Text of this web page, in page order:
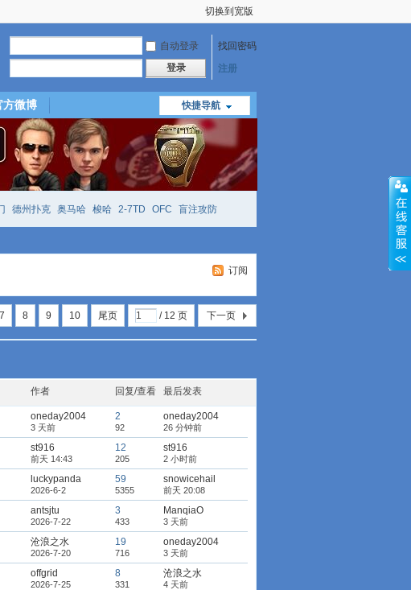
切换到宽版
自动登录
找回密码
登录 注册
快捷导航
方微博
德州扑克 奥马哈 梭哈 2-7TD OFC 盲注攻防
订阅
7 8 9 10 尾页 / 12 页 下一页
作者 回复/查看 最后发表
oneday2004
3 天前
2
92
oneday2004
26 分钟前
st916
前天 14:43
12
205
st916
2 小时前
luckypanda
2026-6-2
59
5355
snowicehail
前天 20:08
antsjtu
2026-7-22
3
433
ManqiaO
3 天前
沧浪之水
2026-7-20
19
716
oneday2004
3 天前
offgrid
2026-7-25
8
331
沧浪之水
4 天前